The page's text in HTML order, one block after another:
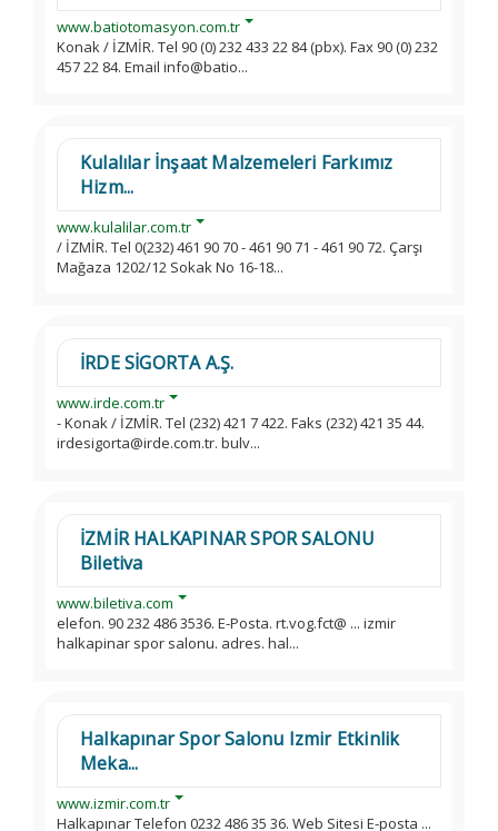
www.batiotomasyon.com.tr
Konak / İZMİR. Tel 90 (0) 232 433 22 84 (pbx). Fax 90 (0) 232
457 22 84. Email info@batio...
Kulalılar İnşaat Malzemeleri Farkımız
Hizm...
www.kulalilar.com.tr
/ İZMİR. Tel 0(232) 461 90 70 - 461 90 71 - 461 90 72. Çarşı
Mağaza 1202/12 Sokak No 16-18...
İRDE SİGORTA A.Ş.
www.irde.com.tr
- Konak / İZMİR. Tel (232) 421 7 422. Faks (232) 421 35 44.
irdesigorta@irde.com.tr. bulv...
İZMİR HALKAPINAR SPOR SALONU
Biletiva
www.biletiva.com
elefon. 90 232 486 3536. E-Posta. rt.vog.fct@ ... izmir
halkapinar spor salonu. adres. hal...
Halkapınar Spor Salonu Izmir Etkinlik
Meka...
www.izmir.com.tr
Halkapınar Telefon 0232 486 35 36. Web Sitesi E-posta ...